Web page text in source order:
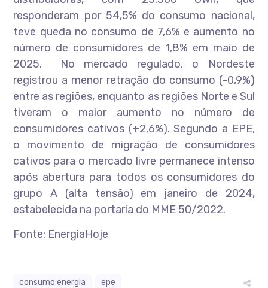
responderam por 54,5% do consumo nacional,
teve queda no consumo de 7,6% e aumento no
número de consumidores de 1,8% em maio de
2025. No mercado regulado, o Nordeste
registrou a menor retração do consumo (-0,9%)
entre as regiões, enquanto as regiões Norte e Sul
tiveram o maior aumento no número de
consumidores cativos (+2,6%). Segundo a EPE,
o movimento de migração de consumidores
cativos para o mercado livre permanece intenso
após abertura para todos os consumidores do
grupo A (alta tensão) em janeiro de 2024,
estabelecida na portaria do MME 50/2022.
Fonte: EnergiaHoje
consumo energia epe